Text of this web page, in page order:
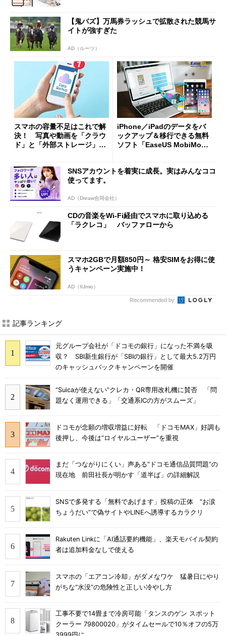
【鬼バズ】万馬券ラッシュで拡散された競馬サ
イトが強すぎた
AD（ルーツ）
スマホの容量不足はこれで解
決！ 写真や動画を「クラウ
ド」と「外部ストレージ」に
iPhone／iPadのデータをバ
ックアップ＆移行できる無料
ソフト「EaseUS MobiMover
SNSアカウントを着実に成長。実はみんなココ
使ってます。
AD（Dreaw合同会社）
CDの音楽をWi-Fi経由でスマホに取り込める
「ラクレコ」 バッファローから
スマホ2GBで月額850円～ 格安SIMをお得に使
うキャンペーン実施中！
AD（IIJmio）
Recommended by
記事ランキング
元グループ会社が「ドコモの銀行」になった不満を吸
収？ SBI新生銀行が「SBIの銀行」として最大5.2万円
のキャッシュバックキャンペーンを開催
“Suicaが使えない”クレカ・QR専用改札機に賛否 「問
題なく運用できる」「交通系ICの方がスムーズ」
ドコモが念願の増収増益に好転 「ドコモMAX」好調も
後押し、今後は“ロイヤルユーザー”を重視
まだ「つながりにくい」声ある“ドコモ通信品質問題”の
現在地 前田社長が明かす「道半ば」の詳細解説
SNSで多発する「無料であげます」投稿の正体 “お涙
ちょうだい”で偽サイトやLINEへ誘導するカラクリ
Rakuten Linkに「AI通話要約機能」、楽天モバイル契約
者は追加料金なしで使える
スマホの「エアコン冷却」がダメなワケ 猛暑日にやり
がちな“水没”の危険性と正しい冷やし方
工事不要で14畳まで冷房可能「タンスのゲン スポット
クーラー 79800020」がタイムセールで10％オフの5万